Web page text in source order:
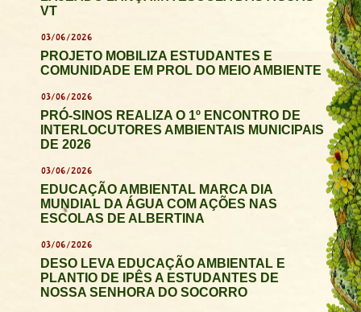
VT
03/06/2026
PROJETO MOBILIZA ESTUDANTES E
COMUNIDADE EM PROL DO MEIO AMBIENTE
03/06/2026
PRÓ-SINOS REALIZA O 1º ENCONTRO DE
INTERLOCUTORES AMBIENTAIS MUNICIPAIS
DE 2026
03/06/2026
EDUCAÇÃO AMBIENTAL MARCA DIA
MUNDIAL DA ÁGUA COM AÇÕES NAS
ESCOLAS DE ALBERTINA
03/06/2026
DESO LEVA EDUCAÇÃO AMBIENTAL E
PLANTIO DE IPÊS A ESTUDANTES DE
NOSSA SENHORA DO SOCORRO